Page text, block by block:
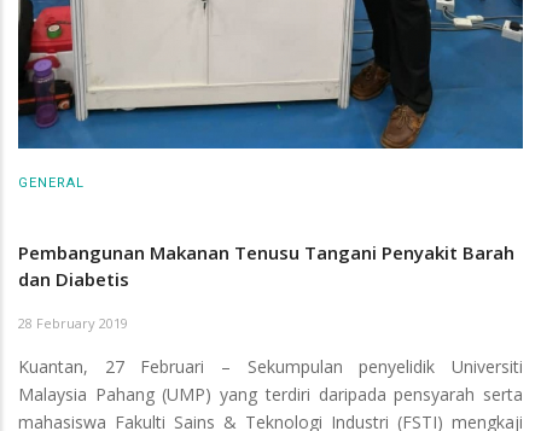
GENERAL
Pembangunan Makanan Tenusu Tangani Penyakit Barah
dan Diabetis
28 February 2019
Kuantan, 27 Februari – Sekumpulan penyelidik Universiti
Malaysia Pahang (UMP) yang terdiri daripada pensyarah serta
mahasiswa Fakulti Sains & Teknologi Industri (FSTI) mengkaji